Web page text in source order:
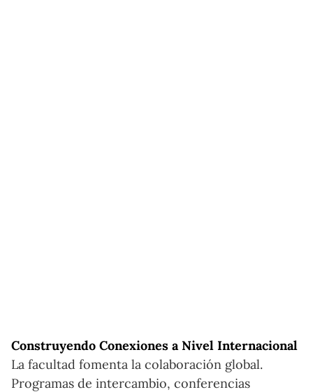
Construyendo Conexiones a Nivel Internacional
La facultad fomenta la colaboración global.
Programas de intercambio, conferencias